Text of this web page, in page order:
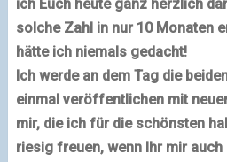
ich Euch heute ganz herzlich
solche Zahl in nur 10 Monaten
hätte ich niemals gedacht!
Ich werde an dem Tag die
einmal veröffentlichen mit
mir, die ich für die schönsten
riesig freuen, wenn Ihr mir